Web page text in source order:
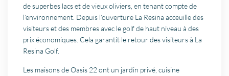
de superbes lacs et de vieux oliviers, en tenant compte de
l’environnement. Depuis l’ouverture La Resina acceuille des
visiteurs et des membres avec le golf de haut niveau à des
prix économiques. Cela garantit le retour des visiteurs à La
Resina Golf.
Les maisons de Oasis 22 ont un jardin privé, cuisine